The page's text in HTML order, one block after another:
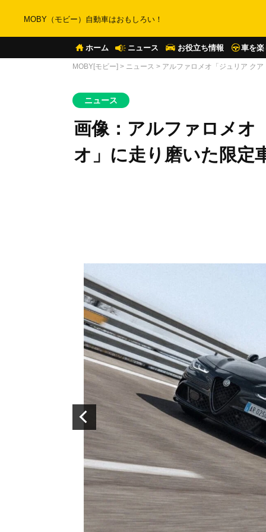
MOBY（モビー）自動車はおもしろい！
ホーム ニュース お役立ち情報 車を楽
MOBY[モビー] > ニュース > アルファロメオ「ジュリア ク
ニュース
画像：アルファロメオ
オ」に走り磨いた限定